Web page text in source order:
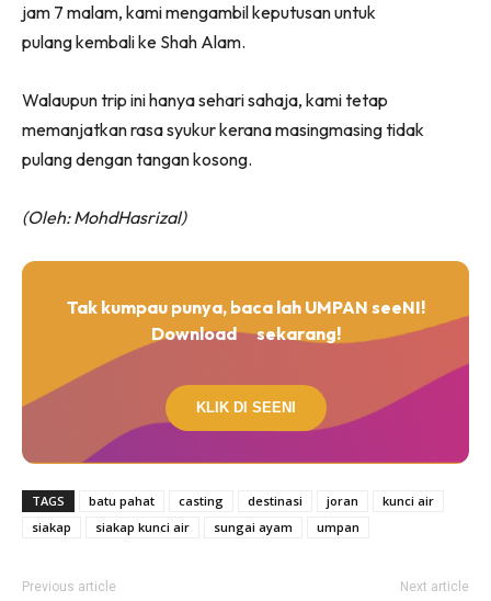
jam 7 malam, kami mengambil keputusan untuk
pulang kembali ke Shah Alam.
Walaupun trip ini hanya sehari sahaja, kami tetap
memanjatkan rasa syukur kerana masingmasing tidak
pulang dengan tangan kosong.
(Oleh: MohdHasrizal)
Tak kumpau punya, baca lah UMPAN seeNI!
Download
sekarang!
KLIK DI SEENI
TAGS batu pahat casting destinasi joran
kunci air
siakap
siakap kunci air sungai ayam umpan
Previous article Next article